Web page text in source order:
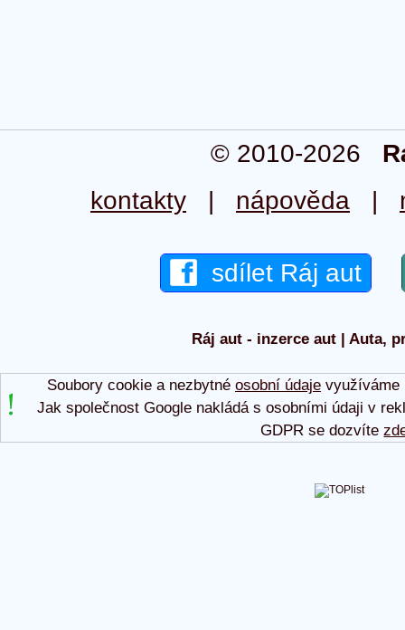
© 2010-2026
kontakty | nápověda |
sdílet Ráj aut
Ráj aut - inzerce aut | Auta,
Soubory cookie a nezbytné osobní údajevyužíváme
Jak společnost Google nakládá s osobními údaji v
GDPR se dozvíte